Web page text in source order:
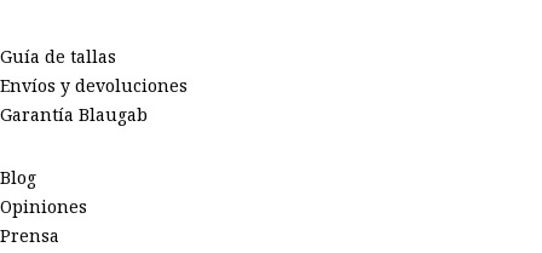
Guía de tallas
Envíos y devoluciones
Garantía Blaugab
Blog
Opiniones
Prensa